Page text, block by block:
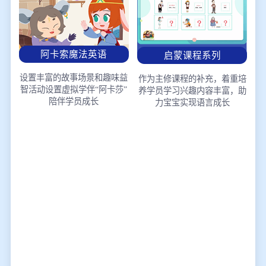
阿卡索魔法英语
设置丰富的故事场景和趣味益
智活动设置虚拟学伴“阿卡莎”
陪伴学员成长
启蒙课程系列
作为主修课程的补充，着重培
养学员学习兴趣内容丰富，助
力宝宝实现语言成长